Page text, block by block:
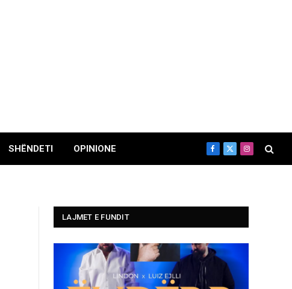
SHËNDETI OPINIONE Facebook
X
(Twitter)
Instagram
LAJMET E FUNDIT